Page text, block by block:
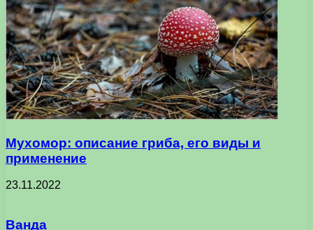
Мухомор: описание гриба, его виды и
применение
23.11.2022
Ванда